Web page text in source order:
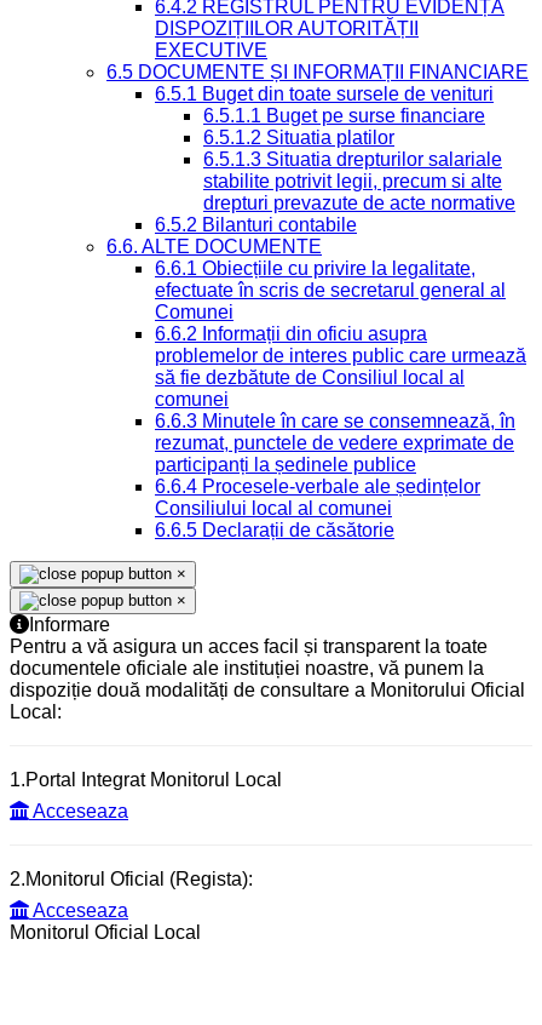
6.4.2 REGISTRUL PENTRU EVIDENȚA
DISPOZIȚIILOR AUTORITĂȚII
EXECUTIVE
6.5 DOCUMENTE ȘI INFORMAȚII FINANCIARE
6.5.1 Buget din toate sursele de venituri
6.5.1.1 Buget pe surse financiare
6.5.1.2 Situatia platilor
6.5.1.3 Situatia drepturilor salariale
stabilite potrivit legii, precum si alte
drepturi prevazute de acte normative
6.5.2 Bilanturi contabile
6.6. ALTE DOCUMENTE
6.6.1 Obiecțiile cu privire la legalitate,
efectuate în scris de secretarul general al
Comunei
6.6.2 Informații din oficiu asupra
problemelor de interes public care urmează
să fie dezbătute de Consiliul local al
comunei
6.6.3 Minutele în care se consemnează, în
rezumat, punctele de vedere exprimate de
participanți la ședinele publice
6.6.4 Procesele-verbale ale ședințelor
Consiliului local al comunei
6.6.5 Declarații de căsătorie
×
×
Informare
Pentru a vă asigura un acces facil și transparent la toate
documentele oficiale ale instituției noastre, vă punem la
dispoziție două modalități de consultare a Monitorului Oficial
Local:
1.Portal Integrat Monitorul Local
Acceseaza
2.Monitorul Oficial (Regista):
Acceseaza
Monitorul Oficial Local